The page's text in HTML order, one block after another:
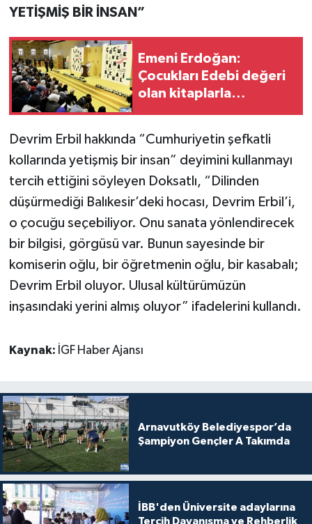
YETİŞMİŞ BİR İNSAN”
Emeni Erdoğan:
Çocukları Edebi değeri
olan kitaplarla
Devrim Erbil hakkında “Cumhuriyetin şefkatli
kollarında yetişmiş bir insan” deyimini kullanmayı
tercih ettiğini söyleyen Doksatlı, “Dilinden
düşürmediği Balıkesir’deki hocası, Devrim Erbil’i,
o çocuğu seçebiliyor. Onu sanata yönlendirecek
bir bilgisi, görgüsü var. Bunun sayesinde bir
komiserin oğlu, bir öğretmenin oğlu, bir kasabalı;
Devrim Erbil oluyor. Ulusal kültürümüzün
inşasındaki yerini almış oluyor” ifadelerini kullandı.
Kaynak: İGF Haber Ajansı
Arnavutköy Belediyespor’da
Şampiyon Gençler A Takımda
İBB'den Üniversite adaylarına
Tercih Dayanışma ve Rehberlik